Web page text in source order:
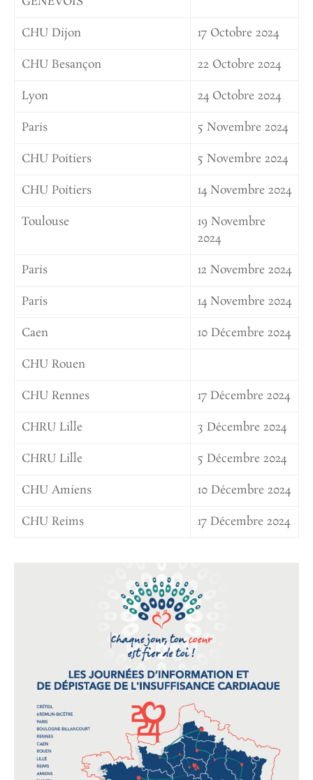
CHU Dijon
17 Octobre 2024
CHU Besançon
22 Octobre 2024
Lyon
24 Octobre 2024
Paris
5 Novembre 2024
CHU Poitiers
5 Novembre 2024
CHU Poitiers
14 Novembre 2024
Toulouse
19 Novembre
2024
Paris
12 Novembre 2024
Paris
14 Novembre 2024
Caen
10 Décembre 2024
CHU Rouen
CHU Rennes
17 Décembre 2024
CHRU Lille
3 Décembre 2024
CHRU Lille
5 Décembre 2024
CHU Amiens
10 Décembre 2024
CHU Reims
17 Décembre 2024